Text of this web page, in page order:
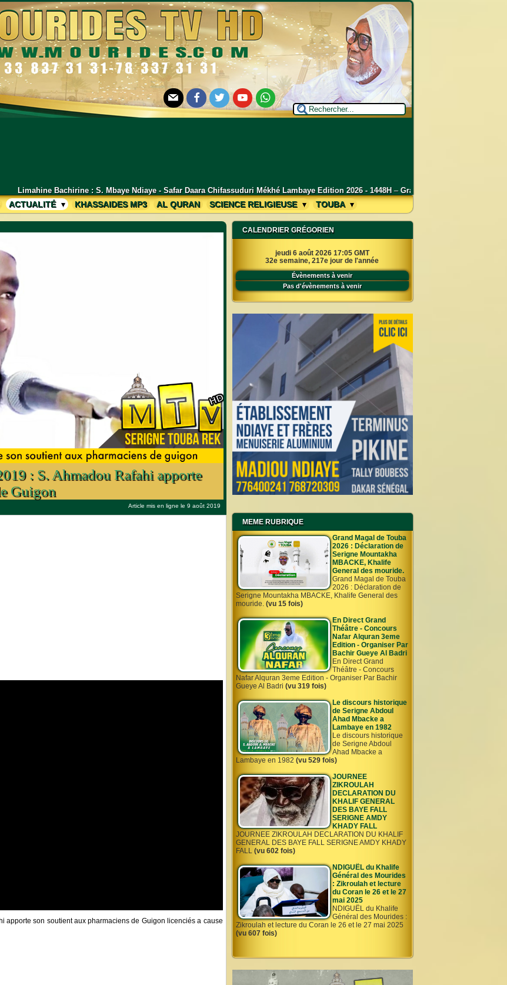
Ndiaye - Safar Daara Chifassuduri Mékhé Lambaye Edition 2026 - 1448H –Grand Magal de Touba 2026 : Déclaration de Serigne
E-mail FacebookTwitter YoutubeWhatsapp
ACTUALITÉ KHASSAIDES MP3 AL QURAN SCIENCE RELIGIEUSE TOUBA
: S. Ahmadou Rafahi apporte
Guigon
Article mis en ligne le 9 août 2019
apporte son soutient aux pharmaciens de Guigon licenciés a cause
CALENDRIER GRÉGORIEN
jeudi 6 août 2026 17:05 GMT
32e semaine, 217e jour de l'année
Évènements à venir
Pas d'évènements à venir
MEME RUBRIQUE
Grand Magal de Touba
2026 : Déclaration de
Serigne Mountakha
MBACKE, Khalife
General des mouride.
Grand Magal de Touba
2026 : Déclaration de
Serigne Mountakha MBACKE, Khalife General des
mouride. (vu 15 fois)
En Direct Grand
Théâtre - Concours
Nafar Alquran 3eme
Edition - Organiser Par
Bachir Gueye Al Badri
En Direct Grand
Théâtre - Concours
Nafar Alquran 3eme Edition - Organiser Par Bachir
Gueye Al Badri (vu 319 fois)
Le discours historique
de Serigne Abdoul
Ahad Mbacke a
Lambaye en 1982
Le discours historique
de Serigne Abdoul
Ahad Mbacke a
Lambaye en 1982 (vu 529 fois)
JOURNEE
ZIKROULAH
DECLARATION DU
KHALIF GENERAL
DES BAYE FALL
SERIGNE AMDY
KHADY FALL
JOURNEE ZIKROULAH DECLARATION DU KHALIF
GENERAL DES BAYE FALL SERIGNE AMDY KHADY
FALL (vu 602 fois)
NDIGUËL du Khalife
Général des Mourides
: Zikroulah et lecture
du Coran le 26 et le 27
mai 2025
NDIGUËL du Khalife
Général des Mourides :
Zikroulah et lecture du Coran le 26 et le 27 mai 2025
(vu 607 fois)